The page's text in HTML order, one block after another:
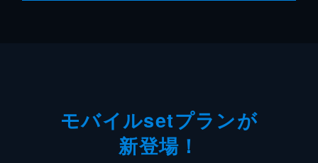
モバイルsetプランが
新登場！